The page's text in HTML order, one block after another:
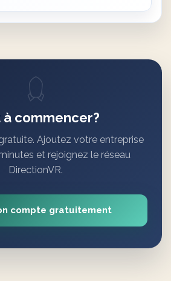
à commencer?
Ajoutez votre entreprise
et rejoignez le réseau
DirectionVR.
compte gratuitement